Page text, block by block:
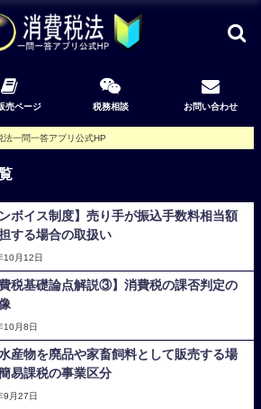
売ページ 税務相談 お問い合わせ
法一問一答アプリ公式HP
ンボイス制度】売り手が振込手数料相当額
する場合の取扱い
10月12日
費税基礎論点解説③】消費税の課否判定の
10月8日
産物を廃品や家畜飼料として販売する場
易課税の事業区分
9月27日